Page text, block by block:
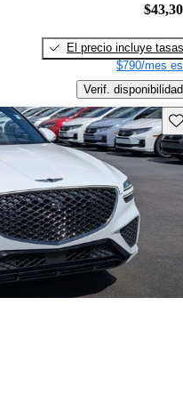
El precio incluye tasas
$790/mes
Verif. disponibilidad